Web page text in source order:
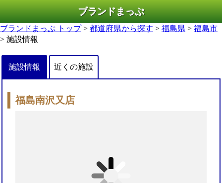
ブランドまっぷ
ブランドまっぷ トップ> 都道府県から探す > 福島県 > 福島市
> 施設情報
施設情報 近くの施設
福島南沢又店